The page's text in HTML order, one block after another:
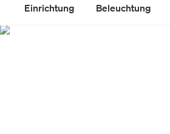
Einrichtung Beleuchtung